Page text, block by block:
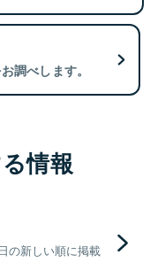
調べします。
情報
の新しい順に掲載